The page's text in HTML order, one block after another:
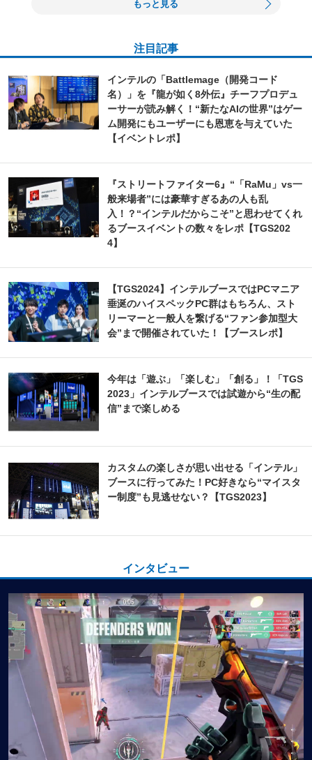
もっと見る
注目記事
インテルの「Battlemage（開発コード
名）」を『龍が如く8外伝』チーフプロデュ
ーサーが読み解く！“新たなAIの世界”はゲー
ム開発にもユーザーにも恩恵を与えていた
【イベントレポ】
『ストリートファイター6』“「RaMu」vs一
般来場者”には豪華すぎるあの人も乱
入！？“インテルだからこそ”と思わせてくれ
るブースイベントの数々をレポ【TGS202
4】
【TGS2024】インテルブースではPCマニア
垂涎のハイスペックPC群はもちろん、スト
リーマーと一般人を繋げる“ファン参加型大
会”まで開催されていた！【ブースレポ】
今年は「遊ぶ」「楽しむ」「創る」！「TGS
2023」インテルブースでは試遊から“生の配
信”まで楽しめる
カスタムの楽しさが思い出せる「インテル」
ブースに行ってみた！PC好きなら“マイスタ
ー制度”も見逃せない？【TGS2023】
インタビュー